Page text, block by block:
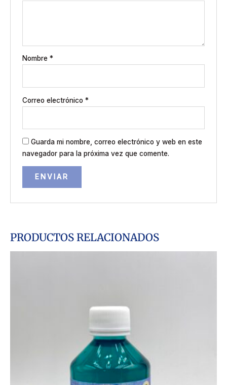
Nombre *
Correo electrónico *
Guarda mi nombre, correo electrónico y web en este
navegador para la próxima vez que comente.
PRODUCTOS RELACIONADOS